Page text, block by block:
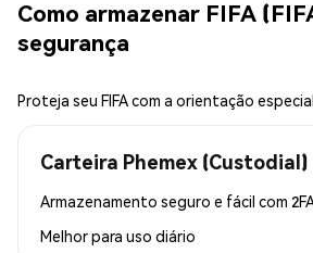
Como armazenar FIFA
segurança
Proteja seu FIFA com a orientação
Carteira Phemex (Custodial)
Armazenamento seguro e fácil com
Melhor para uso diário